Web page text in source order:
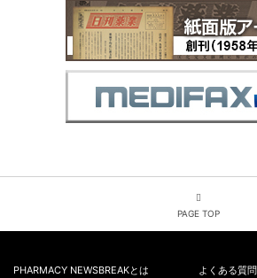
PAGE TOP
PHARMACY NEWSBREAKとは よくある質問